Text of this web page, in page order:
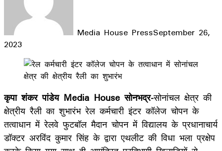
Media House PressSeptember 26,
2023
Facebook
LinkedIn
WhatsApp
Telegram
कृपा शंकर पांडेय Media House सोनभद्र-सोनांचल क्षेत्र की
क्षेत्रीय रैली का शुभारंभ रेल कर्मचारी इंटर कॉलेज चोपन के
तत्वाधान में रेलवे फुटबॉल मैदान चोपन में विद्यालय के प्रधानाचार्य
डॉक्टर अरविंद कुमार सिंह के द्वारा एथलीट की विधा भला प्रक्षेप